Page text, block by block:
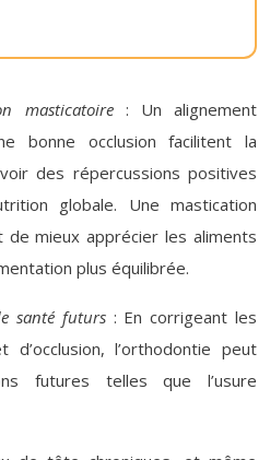
masticatoire : Un alignement
bonne occlusion facilitent la
des répercussions positives
globale. Une mastication
mieux apprécier les aliments
plus équilibrée.
santé futurs : En corrigeant les
d’occlusion, l’orthodontie peut
futures telles que l’usure